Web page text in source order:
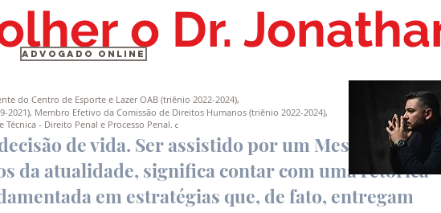
o Dr.
de vida. Ser assistido por um Mestre em
da atualidade, significa contar com uma retórica
em estratégias que, de fato, entregam
Advogado Online
do Centro de Esporte e Lazer OAB (triênio 2022-2024),
2021), Membro Efetivo da Comissão de Direitos Humanos (triênio 2022-2024),
- Direito Penal e Processo Penal. C